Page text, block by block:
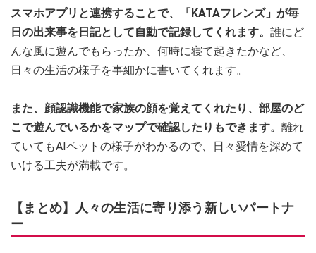
スマホアプリと連携することで、「KATAフレンズ」が毎
日の出来事を日記として自動で記録してくれます。 誰にど
んな風に遊んでもらったか、何時に寝て起きたかなど、
日々の生活の様子を事細かに書いてくれます。
また、顔認識機能で家族の顔を覚えてくれたり、部屋のど
こで遊んでいるかをマップで確認したりもできます。 離れ
ていてもAIペットの様子がわかるので、日々愛情を深めて
いける工夫が満載です。
【まとめ】人々の生活に寄り添う新しいパートナ
ー